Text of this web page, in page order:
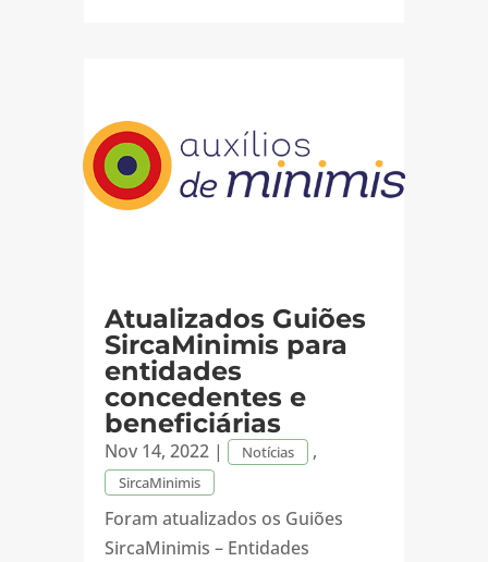
Atualizados Guiões
SircaMinimis para
entidades
concedentes e
beneficiárias
Nov 14, 2022| Notícias ,
SircaMinimis
Foram atualizados os Guiões
SircaMinimis – Entidades